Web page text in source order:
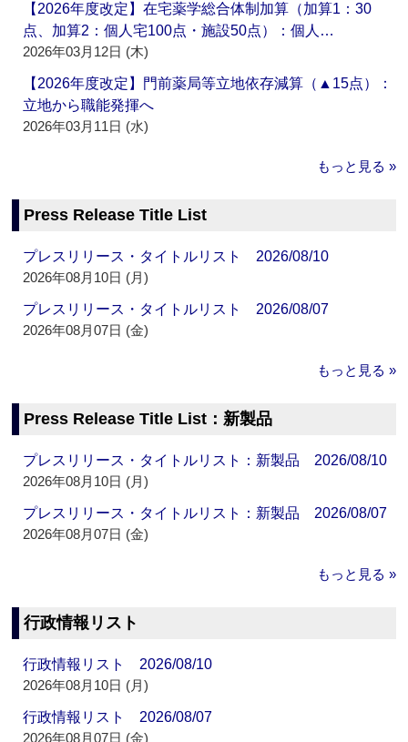
【2026年度改定】在宅薬学総合体制加算（加算1：30
点、加算2：個人宅100点・施設50点）：個人…
2026年03月12日 (木)
【2026年度改定】門前薬局等立地依存減算（▲15点）：
立地から職能発揮へ
2026年03月11日 (水)
もっと見る »
Press Release Title List
プレスリリース・タイトルリスト 2026/08/10
2026年08月10日 (月)
プレスリリース・タイトルリスト 2026/08/07
2026年08月07日 (金)
もっと見る »
Press Release Title List：新製品
プレスリリース・タイトルリスト：新製品 2026/08/10
2026年08月10日 (月)
プレスリリース・タイトルリスト：新製品 2026/08/07
2026年08月07日 (金)
もっと見る »
行政情報リスト
行政情報リスト 2026/08/10
2026年08月10日 (月)
行政情報リスト 2026/08/07
2026年08月07日 (金)